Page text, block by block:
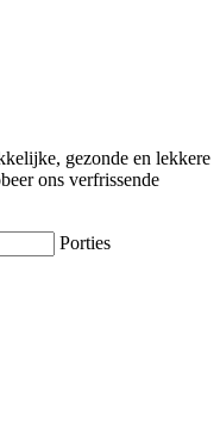
gezonde en lekkere
ons verfrissende
Porties